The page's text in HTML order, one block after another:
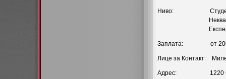
Ниво:
Експертен
Заплата: от 200
Лице за Контакт:
Адрес: 1220